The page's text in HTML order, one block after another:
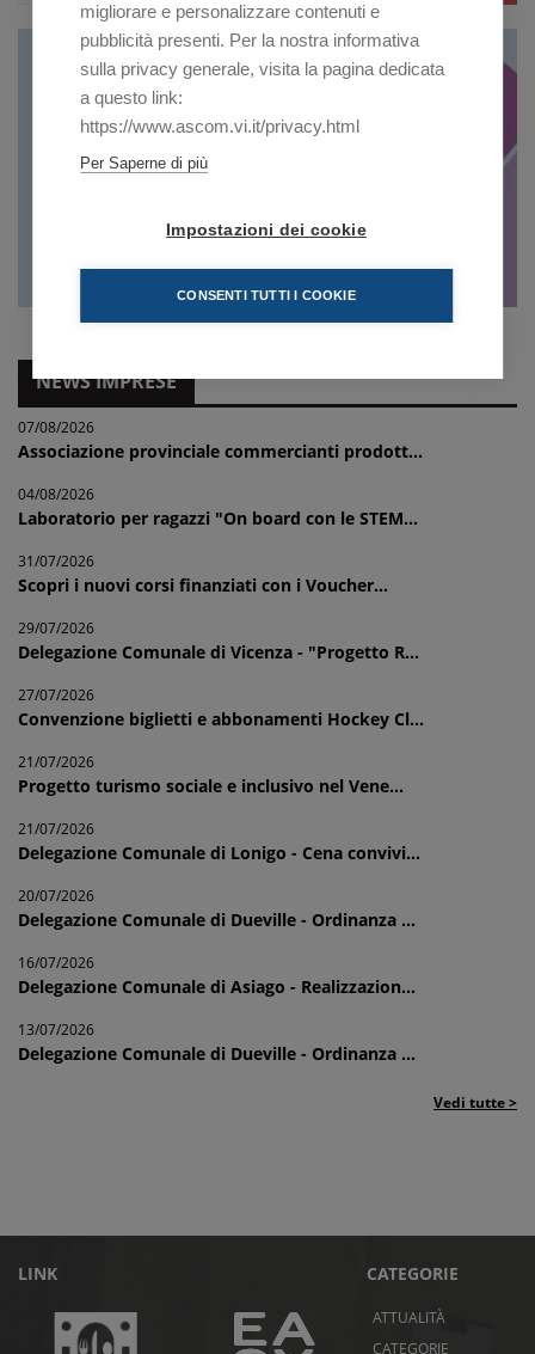
NEWS IMPRESE
07/08/2026
Associazione provinciale commercianti prodott...
04/08/2026
Laboratorio per ragazzi "On board con le STEM...
31/07/2026
Scopri i nuovi corsi finanziati con i Voucher...
29/07/2026
Delegazione Comunale di Vicenza - "Progetto R...
27/07/2026
Convenzione biglietti e abbonamenti Hockey Cl...
21/07/2026
Progetto turismo sociale e inclusivo nel Vene...
21/07/2026
Delegazione Comunale di Lonigo - Cena convivi...
20/07/2026
Delegazione Comunale di Dueville - Ordinanza ...
16/07/2026
Delegazione Comunale di Asiago - Realizzazion...
13/07/2026
Delegazione Comunale di Dueville - Ordinanza ...
Vedi tutte >
LINK CATEGORIE
ATTUALITÀ
CATEGORIE
migliorare e personalizzare contenuti e
pubblicità presenti. Per la nostra informativa
sulla privacy generale, visita la pagina dedicata
a questo link:
https://www.ascom.vi.it/privacy.html
Per Saperne di più
Impostazioni dei cookie
CONSENTI TUTTI I COOKIE